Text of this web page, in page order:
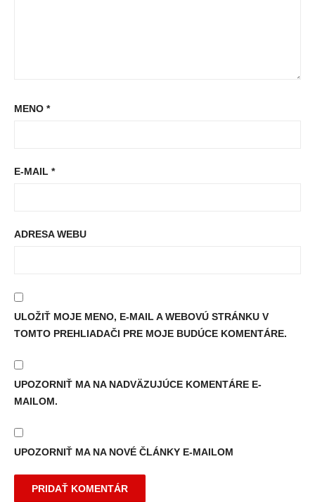
MENO *
E-MAIL *
ADRESA WEBU
ULOŽIŤ MOJE MENO, E-MAIL A WEBOVÚ STRÁNKU V
TOMTO PREHLIADAČI PRE MOJE BUDÚCE KOMENTÁRE.
UPOZORNIŤ MA NA NADVÄZUJÚCE KOMENTÁRE E-
MAILOM.
UPOZORNIŤ MA NA NOVÉ ČLÁNKY E-MAILOM